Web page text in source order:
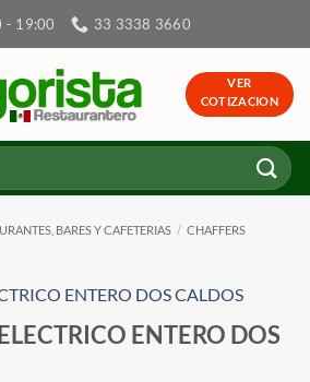
- 19:00 33 3338 3660
VER
COTIZACION
BARES Y CAFETERIAS / CHAFFERS
ENTERO DOS